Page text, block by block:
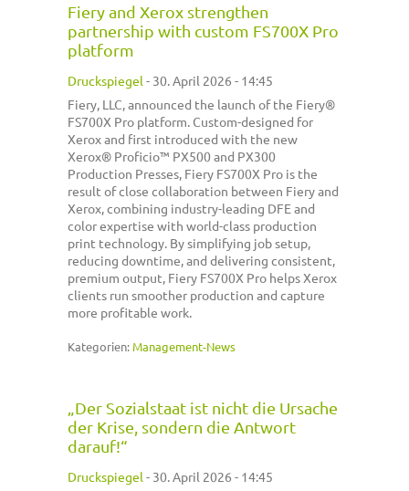
Fiery and Xerox strengthen
partnership with custom FS700X Pro
platform
Druckspiegel - 30. April 2026 - 14:45
Fiery, LLC, announced the launch of the Fiery®
FS700X Pro platform. Custom-designed for
Xerox and first introduced with the new
Xerox® Proficio™ PX500 and PX300
Production Presses, Fiery FS700X Pro is the
result of close collaboration between Fiery and
Xerox, combining industry-leading DFE and
color expertise with world-class production
print technology. By simplifying job setup,
reducing downtime, and delivering consistent,
premium output, Fiery FS700X Pro helps Xerox
clients run smoother production and capture
more profitable work.
Kategorien: Management-News
„Der Sozialstaat ist nicht die Ursache
der Krise, sondern die Antwort
darauf!“
Druckspiegel - 30. April 2026 - 14:45